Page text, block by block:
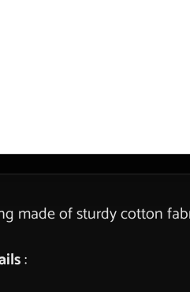
made of sturdy cotton
: